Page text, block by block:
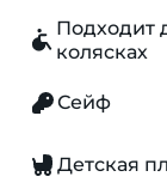
Подходит
колясках
Сейф
Детская